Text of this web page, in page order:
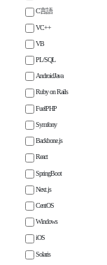
C言語
VC++
VB
PL/SQL
AndroidJava
Ruby on Rails
FuelPHP
Symfony
Backbone.js
React
SpringBoot
Next.js
CentOS
Windows
iOS
Solaris